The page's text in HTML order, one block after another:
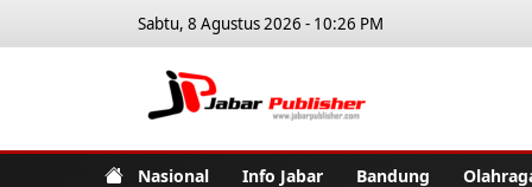
Sabtu, 8 Agustus 2026 - 10:26 PM
Nasional Info Jabar Bandung